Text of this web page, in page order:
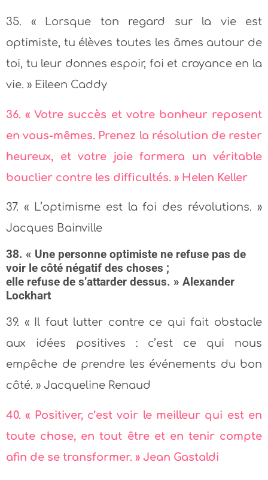
35. « Lorsque ton regard sur la vie est
optimiste, tu élèves toutes les âmes autour de
toi, tu leur donnes espoir, foi et croyance en la
vie. » Eileen Caddy
36. « Votre succès et votre bonheur reposent
en vous-mêmes. Prenez la résolution de rester
heureux, et votre joie formera un véritable
bouclier contre les difficultés. » Helen Keller
37. « L’optimisme est la foi des révolutions. »
Jacques Bainville
38. « Une personne optimiste ne refuse pas de
voir le côté négatif des choses ;
elle refuse de s’attarder dessus. » Alexander
Lockhart
39. « Il faut lutter contre ce qui fait obstacle
aux idées positives : c’est ce qui nous
empêche de prendre les événements du bon
côté. » Jacqueline Renaud
40. « Positiver, c’est voir le meilleur qui est en
toute chose, en tout être et en tenir compte
afin de se transformer. » Jean Gastaldi